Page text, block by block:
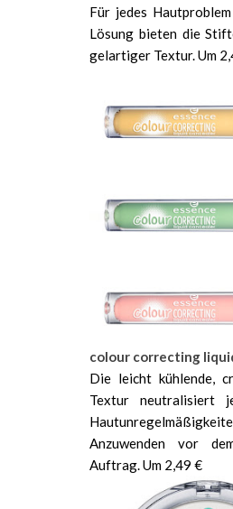
Für jedes
Lösung bieten die
gelartiger Textur. Um
colour correcting
Die leicht kühlende,
Textur neutralisiert
Anzuwenden vor
Auftrag. Um 2,49 €